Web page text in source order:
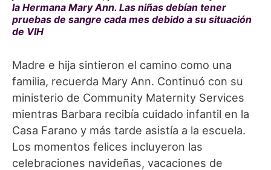
la Hermana Mary Ann. Las niñas debían tener
pruebas de sangre cada mes debido a su situación
de VIH
Madre e hija sintieron el camino como una
familia, recuerda Mary Ann. Continuó con su
ministerio de Community Maternity Services
mientras Barbara recibía cuidado infantil en la
Casa Farano y más tarde asistía a la escuela.
Los momentos felices incluyeron las
celebraciones navideñas, vacaciones de